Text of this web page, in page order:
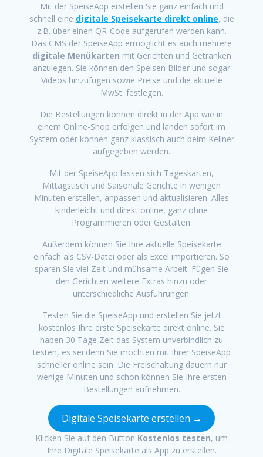
Mit der SpeiseApp erstellen Sie ganz einfach und
schnell eine digitale Speisekarte direkt online, die
z.B. über einen QR-Code aufgerufen werden kann.
Das CMS der SpeiseApp ermöglicht es auch mehrere
digitale Menükarten mit Gerichten und Getränken
anzulegen. Sie können den Speisen Bilder und sogar
Videos hinzufügen sowie Preise und die aktuelle
MwSt. festlegen.
Die Bestellungen können direkt in der App wie in
einem Online-Shop erfolgen und landen sofort im
System oder können ganz klassisch auch beim Kellner
aufgegeben werden.
Mit der SpeiseApp lassen sich Tageskarten,
Mittagstisch und Saisonale Gerichte in wenigen
Minuten erstellen, anpassen und aktualisieren. Alles
kinderleicht und direkt online, ganz ohne
Programmieren oder Gestalten.
Außerdem können Sie Ihre aktuelle Speisekarte
einfach als CSV-Datei oder als Excel importieren. So
sparen Sie viel Zeit und mühsame Arbeit. Fügen Sie
den Gerichten weitere Extras hinzu oder
unterschiedliche Ausführungen.
Testen Sie die SpeiseApp und erstellen Sie jetzt
kostenlos Ihre erste Speisekarte direkt online. Sie
haben 30 Tage Zeit das System unverbindlich zu
testen, es sei denn Sie möchten mit Ihrer SpeiseApp
schneller online sein. Die Freischaltung dauern nur
wenige Minuten und schon können Sie Ihre ersten
Bestellungen aufnehmen.
Digitale Speisekarte erstellen →
Klicken Sie auf den Button Kostenlos testen, um
Ihre Digitale Speisekarte als App zu erstellen.